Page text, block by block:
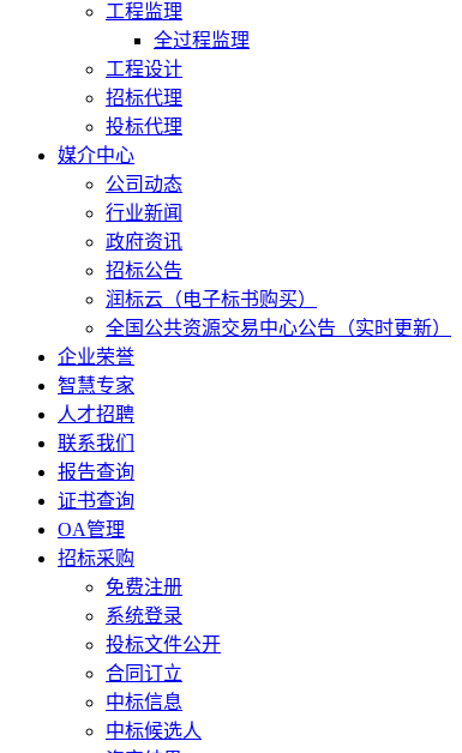
工程监理
全过程监理
工程设计
招标代理
投标代理
媒介中心
公司动态
行业新闻
政府资讯
招标公告
润标云（电子标书购买）
全国公共资源交易中心公告（实时更新）
企业荣誉
智慧专家
人才招聘
联系我们
报告查询
证书查询
OA管理
招标采购
免费注册
系统登录
投标文件公开
合同订立
中标信息
中标候选人